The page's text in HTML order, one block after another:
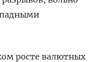
росте валютных